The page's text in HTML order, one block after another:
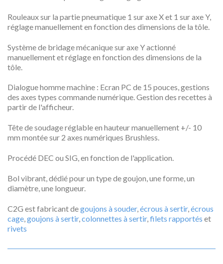
Rouleaux sur la partie pneumatique 1 sur axe X et 1 sur axe Y,
réglage manuellement en fonction des dimensions de la tôle.
Système de bridage mécanique sur axe Y actionné
manuellement et réglage en fonction des dimensions de la
tôle.
Dialogue homme machine : Ecran PC de 15 pouces, gestions
des axes types commande numérique. Gestion des recettes à
partir de l'afficheur.
Tête de soudage réglable en hauteur manuellement +/- 10
mm montée sur 2 axes numériques Brushless.
Procédé DEC ou SIG, en fonction de l'application.
Bol vibrant, dédié pour un type de goujon, une forme, un
diamètre, une longueur.
C2G est fabricant degoujons à souder, écrous à sertir, écrous
cage goujons à sertir, colonnettes à sertir, filets rapportés et
rivets